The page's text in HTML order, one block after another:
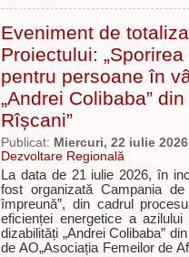
Eveniment de
Proiectului:
pentru persoane în
„Andrei Colibaba”
Rîșcani”
Publicat: Miercuri, 22 iulie 2026
Dezvoltare Regională
La data de 21 iulie 2026, în
fost organizată Campania
împreună”, din cadrul
eficienței energetice a
dizabilități „Andrei Colibaba”
de AO„Asociația Femeilor de